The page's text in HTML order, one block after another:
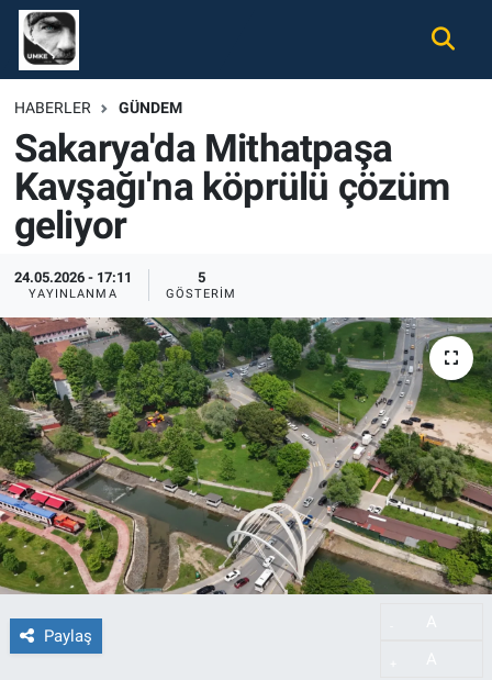
HABERLER GÜNDEM
Sakarya'da Mithatpaşa
Kavşağı'na köprülü çözüm
geliyor
24.05.2026 - 17:11
YAYINLANMA
5
GÖSTERIM
Paylaş
Gündem
Ekonomi
Spor
Magazin
Tüm Haberler
İletişim
Künye
Nöbetçi Eczaneler
Hava Durumu
Namaz Vakitleri
Trafik Durumu
Süper Lig Puan Durumu ve Fikstür
Tüm Manşetler
Son Dakika Haberleri
Haber Arşivi